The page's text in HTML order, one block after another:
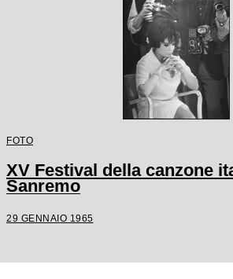
FOTO
XV Festival della canzone
Sanremo
29 GENNAIO 1965